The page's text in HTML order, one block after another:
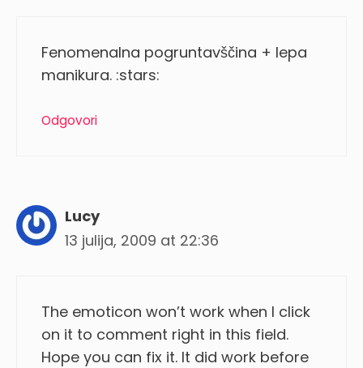
Fenomenalna pogruntavščina + lepa
manikura. :stars:
Odgovori
Lucy
13 julija, 2009 at 22:36
The emoticon won’t work when I click
on it to comment right in this field.
Hope you can fix it. It did work before